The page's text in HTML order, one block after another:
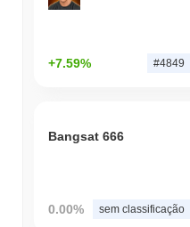
+7.59% #4849
Bangsat 666
0.00% sem classificação